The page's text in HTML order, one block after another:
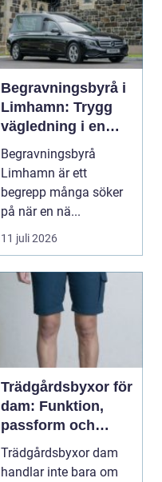
Begravningsbyrå i
Limhamn: Trygg
vägledning i en
svår tid
Begravningsbyrå
Limhamn är ett
begrepp många söker
på när en nä...
11 juli 2026
Trädgårdsbyxor för
dam: Funktion,
passform och
hållbar stil i
rabatten
Trädgårdsbyxor dam
handlar inte bara om